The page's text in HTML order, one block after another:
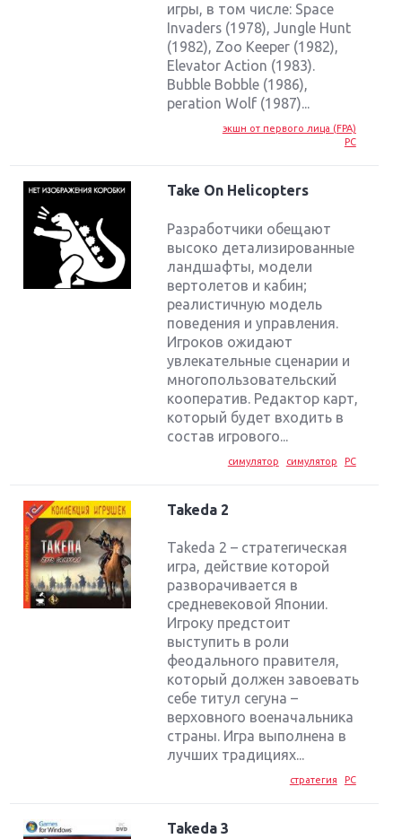
игры, в том числе: Space
Invaders (1978), Jungle Hunt
(1982), Zoo Keeper (1982),
Elevator Action (1983).
Bubble Bobble (1986),
peration Wolf (1987)...
экшн от первого лица (FPA)
PC
Take On Helicopters
Разработчики обещают
высоко детализированные
ландшафты, модели
вертолетов и кабин;
реалистичную модель
поведения и управления.
Игроков ожидают
увлекательные сценарии и
многопользовательский
кооператив. Редактор карт,
который будет входить в
состав игрового...
симулятор симулятор PC
Takeda 2
Takeda 2 – стратегическая
игра, действие которой
разворачивается в
средневековой Японии.
Игроку предстоит
выступить в роли
феодального правителя,
который должен завоевать
себе титул сегуна –
верховного военачальника
страны. Игра выполнена в
лучших традициях...
стратегия PC
Takeda 3